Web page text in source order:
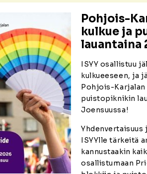
Pohjois-
kulkue ja
lauantaina
ISYY osallistuu
kulkueeseen, ja
Pohjois-Karjalan
puistopiknikin
Joensuussa!
Yhdenvertaisuus
ISYYlle tärkeitä
kannustaakin
osallistumaan